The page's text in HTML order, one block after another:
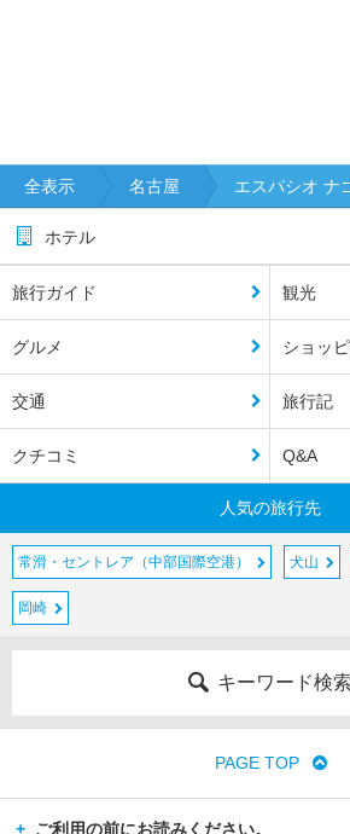
全表示 名古屋 エスパシオ ナ
ホテル
旅行ガイド 観光
グルメ ショッ
交通 旅行記
クチコミ Q&A
人気の旅行先
常滑・セントレア（中部国際空港） 犬山
岡崎
キーワード検索
PAGE TOP
ご利用の前にお読みください。